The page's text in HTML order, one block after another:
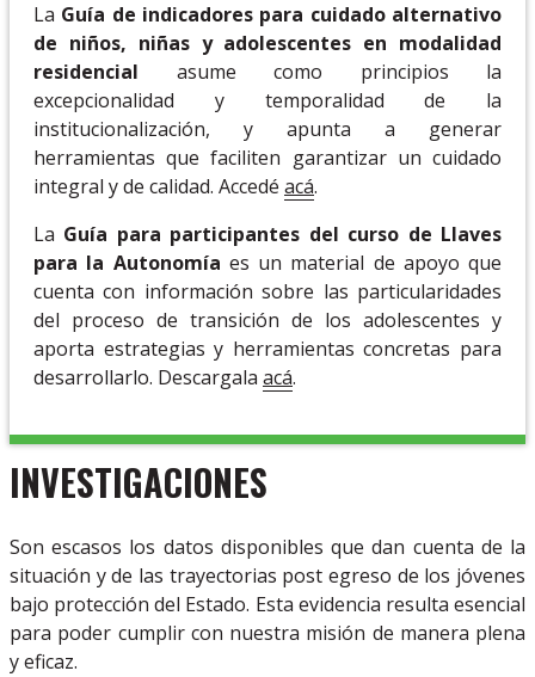
La Guía de indicadores para cuidado alternativo
de niños, niñas y adolescentes en modalidad
residencial asume como principios la
excepcionalidad y temporalidad de la
institucionalización, y apunta a generar
herramientas que faciliten garantizar un cuidado
integral y de calidad. Accedé acá.
La Guía para participantes del curso de Llaves
para la Autonomía es un material de apoyo que
cuenta con información sobre las particularidades
del proceso de transición de los adolescentes y
aporta estrategias y herramientas concretas para
desarrollarlo. Descargala acá.
INVESTIGACIONES
Son escasos los datos disponibles que dan cuenta de la
situación y de las trayectorias post egreso de los jóvenes
bajo protección del Estado. Esta evidencia resulta esencial
para poder cumplir con nuestra misión de manera plena
y eficaz.